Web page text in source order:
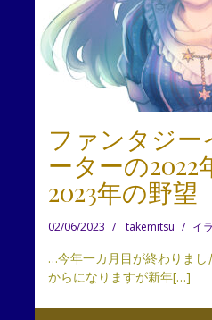
ファンタジー
ーターの2022
2023年の野望
02/06/2023 takemitsu イ
…今年一カ月目が終わりまし
からになりますが新年[…]